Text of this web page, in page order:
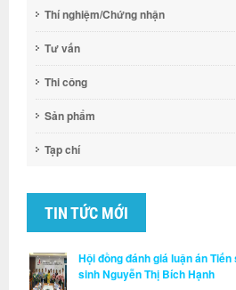
Thí nghiệm/Chứng nhận
Tư vấn
Thi công
Sản phẩm
Tạp chí
TIN TỨC MỚI
Hội đồng đánh giá luận án
sinh Nguyễn Thị Bích Hạnh